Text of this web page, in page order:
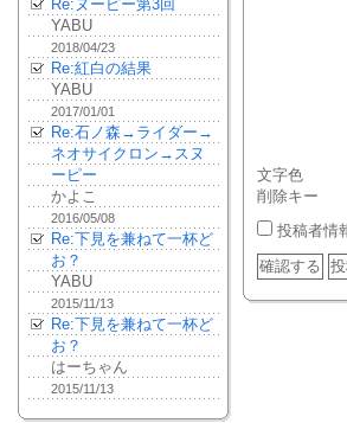
Re:ヌーピー第3回
YABU
2018/04/23
Re:紅白の結果
YABU
2017/01/01
Re:石ノ森→ライダー→
ネオサイクロン→スヌ
ーピー
かよこ
2016/05/08
Re:下見を兼ねて一杯ど
お？
YABU
2015/11/13
Re:下見を兼ねて一杯ど
お？
はーちゃん
2015/11/13
文字色
削除キー
投稿者情